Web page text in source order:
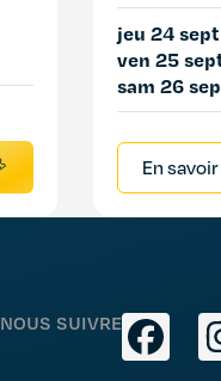
jeu 24
ven 25
sam 26
En
NOUS SUIVRE